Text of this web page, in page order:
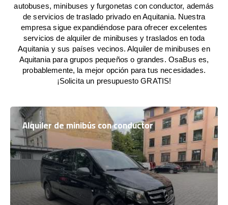
autobuses, minibuses y furgonetas con conductor, además
de servicios de traslado privado en Aquitania. Nuestra
empresa sigue expandiéndose para ofrecer excelentes
servicios de alquiler de minibuses y traslados en toda
Aquitania y sus países vecinos. Alquiler de minibuses en
Aquitania para grupos pequeños o grandes. OsaBus es,
probablemente, la mejor opción para tus necesidades.
¡Solicita un presupuesto GRATIS!
Alquiler de minibús con conductor